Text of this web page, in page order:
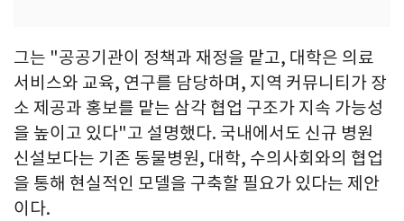
그는 "공공기관이 정책과 재정을 맡고, 대학은 의료
서비스와 교육, 연구를 담당하며, 지역 커뮤니티가 장
소 제공과 홍보를 맡는 삼각 협업 구조가 지속 가능성
을 높이고 있다"고 설명했다. 국내에서도 신규 병원
신설보다는 기존 동물병원, 대학, 수의사회와의 협업
을 통해 현실적인 모델을 구축할 필요가 있다는 제안
이다.